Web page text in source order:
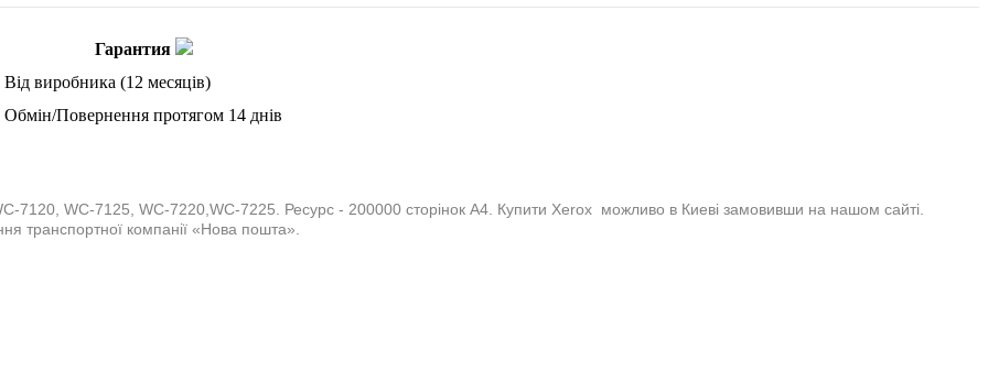
Гарантия
Від виробника (12 месяців)
Обмін/Повернення протягом 14 днів
7120, WC-7125, WC-7220,WC-7225. Ресурс - 200000 сторінок А4. Купити Xerox можливо в Киеві замовивши на нашом сайті.
транспортної компанії «Нова пошта».